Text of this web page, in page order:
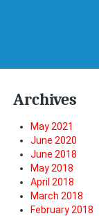
Archives
May 2021
June 2020
June 2018
May 2018
April 2018
March 2018
February 2018